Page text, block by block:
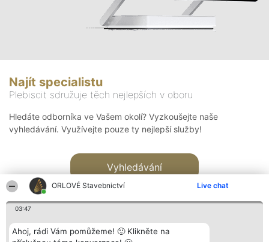
ORLOVÉ Stavebnictví Live chat
03:47
Ahoj, rádi Vám pomůžeme! 🙂 Klikněte na
Najít specialistu
Plebiscit sdružuje těch nejlepších v oboru
Hledáte odborníka ve Vašem okolí? Vyzkoušejte naše
vyhledávání. Využívejte pouze ty nejlepší služby!
Vyhledávání